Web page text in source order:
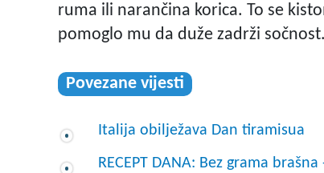
ruma ili narančina korica. To se
pomoglo mu da duže zadrži sočnost.
Povezane vijesti
Italija obilježava Dan tiramisua
RECEPT DANA: Bez grama